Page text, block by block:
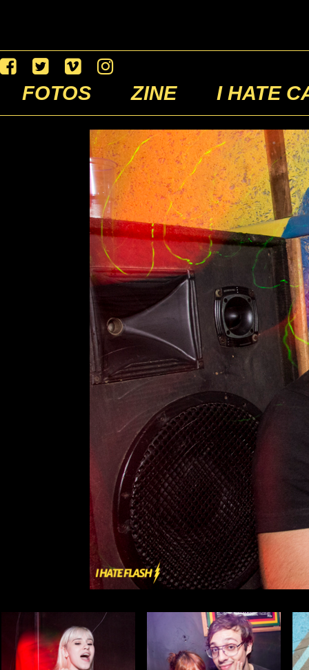
FOTOS ZINE I HATE